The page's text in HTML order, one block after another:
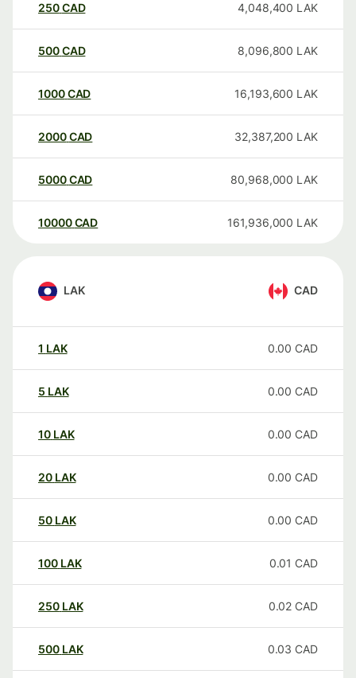
250CAD 4,048,400 LAK
500CAD 8,096,800 LAK
1000CAD 16,193,600 LAK
2000CAD 32,387,200 LAK
5000CAD 80,968,000 LAK
10000 CAD 161,936,000 LAK
LAK CAD
1 LAK 0.00 CAD
5 LAK 0.00 CAD
10 LAK 0.00 CAD
20 LAK 0.00 CAD
50 LAK 0.00 CAD
100 LAK 0.01 CAD
250 LAK 0.02 CAD
500 LAK 0.03 CAD